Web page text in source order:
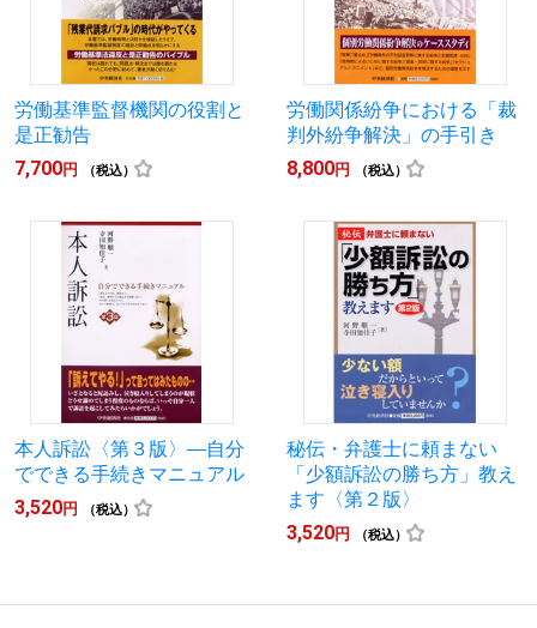
労働基準監督機関の役割と
是正勧告
7,700円 （税込）
労働関係紛争における「裁
判外紛争解決」の手引き
8,800円 （税込）
本人訴訟〈第３版〉―自分
でできる手続きマニュアル
3,520円 （税込）
秘伝・弁護士に頼まない
「少額訴訟の勝ち方」教え
ます〈第２版〉
3,520円 （税込）